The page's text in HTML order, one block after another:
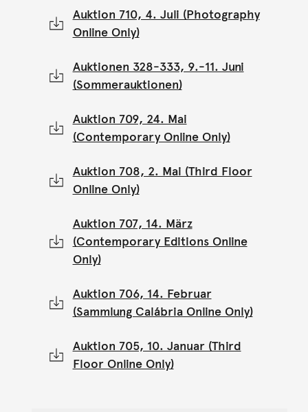
Auktion 710, 4. Juli (Photography
Online Only)
Auktionen 328-333, 9.-11. Juni
(Sommerauktionen)
Auktion 709, 24. Mai
(Contemporary Online Only)
Auktion 708, 2. Mai (Third Floor
Online Only)
Auktion 707, 14. März
(Contemporary Editions Online
Only)
Auktion 706, 14. Februar
(Sammlung Calábria Online Only)
Auktion 705, 10. Januar (Third
Floor Online Only)